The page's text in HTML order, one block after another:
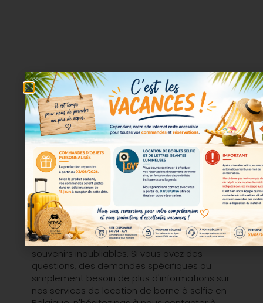
Une question ?
N'hésitez pas à
nous contacter
Nous sommes là pour vous aider à créer des
souvenirs inoubliables. Si vous avez des
questions, des demandes spécifiques ou
simplement besoin de plus d'informations sur
nos services de location de borne à selfie en